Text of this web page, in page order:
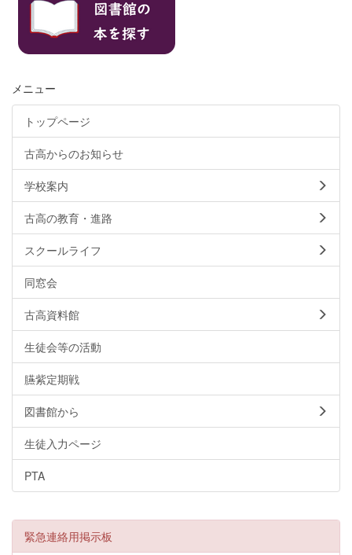
メニュー
トップページ
古高からのお知らせ
学校案内
古高の教育・進路
スクールライフ
同窓会
古高資料館
生徒会等の活動
臙紫定期戦
図書館から
生徒入力ページ
PTA
緊急連絡用掲示板